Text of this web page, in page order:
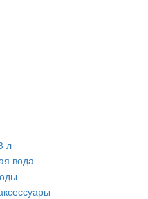
л
вода